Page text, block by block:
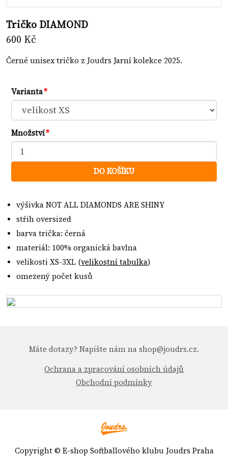
Tričko DIAMOND
600 Kč
Černé unisex tričko z Joudrs Jarní kolekce 2025.
Varianta
Množství
DO KOŠÍKU
výšivka NOT ALL DIAMONDS ARE SHINY
střih oversized
barva trička: černá
materiál: 100% organická bavlna
velikosti XS-3XL (velikostní tabulka)
omezený počet kusů
Máte dotazy? Napište nám na shop@joudrs.cz.
Ochrana a zpracování osobních údajů
Obchodní podmínky
Copyright © E-shop Softballového klubu Joudrs Praha